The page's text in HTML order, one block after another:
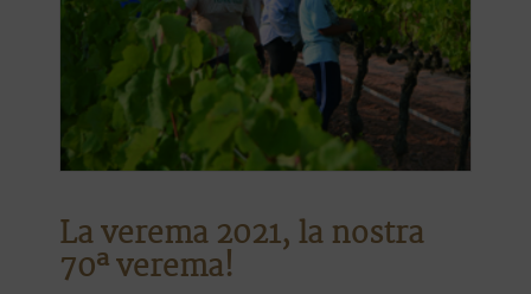
La verema 2021, la nostra
70ª verema!